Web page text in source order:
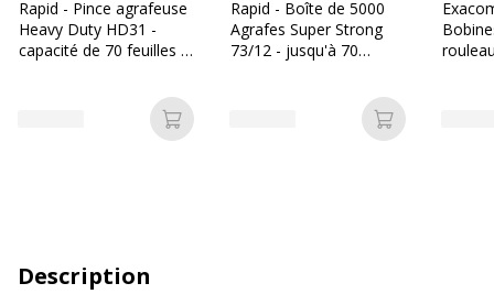
Rapid - Pince agrafeuse
Heavy Duty HD31 -
capacité de 70 feuilles -
Ajouter au panier
Rapid - Boîte de 5000
Agrafes Super Strong
73/12 - jusqu'à 70
Ajouter au
Description